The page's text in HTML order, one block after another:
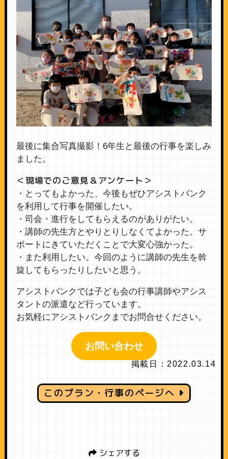
最後に集合写真撮影！6年生と最後の行事を楽しみ
ました。
＜現場でのご意見＆アンケート＞
・とってもよかった、今後もぜひアシストバンク
を利用して行事を開催したい。
・司会・進行をしてもらえるのがありがたい。
・講師の先生方とやりとりしなくてよかった。サ
ポートにきていただくことで大変心強かった。
・また利用したい。今回のように講師の先生を斡
旋してもらったりしたいと思う。
アシストバンクでは子ども会の行事講師やアシス
タントの派遣など行っています。
お気軽にアシストバンクまでお問合せください。
お問い合わせ
掲載日：2022.03.14
このプラン・行事のページへ
シェアする